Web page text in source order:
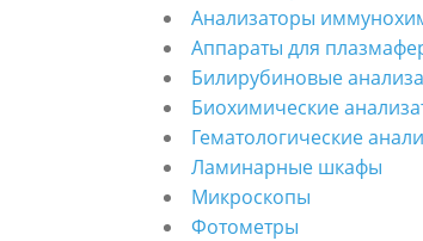
Анализаторы
Аппараты для
Билирубиновые
Биохимические
Гематологические
Ламинарные шкафы
Микроскопы
Фотометры